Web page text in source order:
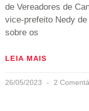
de Vereadores de
vice-prefeito Nedy
sobre os
LEIA MAIS
26/05/2023 2